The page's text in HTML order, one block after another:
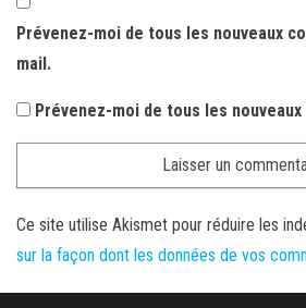
Prévenez-moi de tous les nouveaux
mail.
Prévenez-moi de tous les
Ce site utilise Akismet pour réduire les
sur la façon dont les données de vos